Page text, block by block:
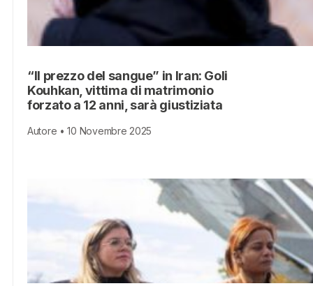
“Il prezzo del sangue” in Iran: Goli
Kouhkan, vittima di matrimonio
forzato a 12 anni, sarà giustiziata
Autore • 10 Novembre 2025